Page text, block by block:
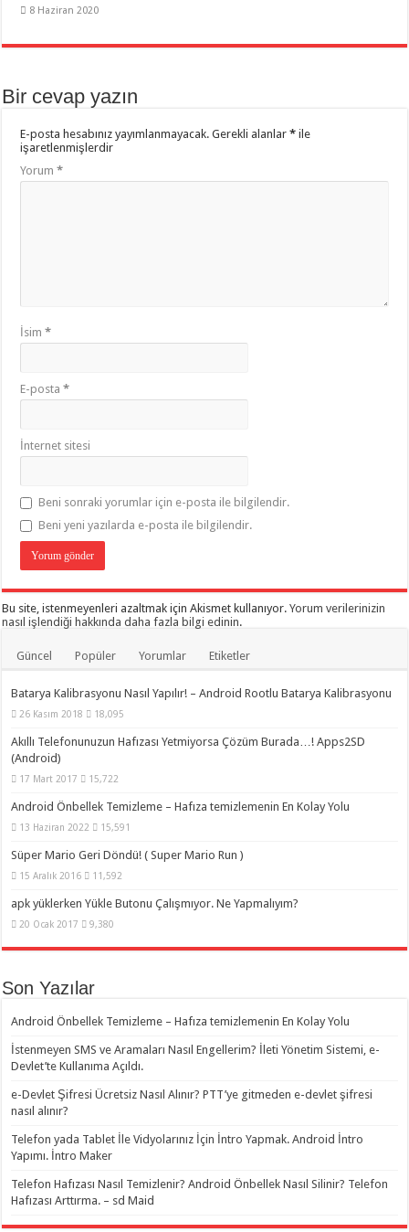
8 Haziran 2020
Bir cevap yazın
E-posta hesabınız yayımlanmayacak. Gerekli alanlar* ile
işaretlenmişlerdir
Yorum*
İsim*
E-posta*
İnternet sitesi
Beni sonraki yorumlar için e-posta ile bilgilendir.
Beni yeni yazılarda e-posta ile bilgilendir.
Bu site, istenmeyenleri azaltmak için Akismet kullanıyor.Yorum verilerinizin
nasıl işlendiği hakkında daha fazla bilgi edinin.
Güncel Popüler Yorumlar Etiketler
Batarya Kalibrasyonu Nasıl Yapılır! – Android Rootlu Batarya Kalibrasyonu
26 Kasım 2018 18,095
Akıllı Telefonunuzun Hafızası Yetmiyorsa Çözüm Burada…! Apps2SD
(Android)
17 Mart 2017 15,722
Android Önbellek Temizleme – Hafıza temizlemenin En Kolay Yolu
13 Haziran 2022 15,591
Süper Mario Geri Döndü! ( Super Mario Run )
15 Aralık 2016 11,592
apk yüklerken Yükle Butonu Çalışmıyor. Ne Yapmalıyım?
20 Ocak 2017 9,380
Son Yazılar
Android Önbellek Temizleme – Hafıza temizlemenin En Kolay Yolu
İstenmeyen SMS ve Aramaları Nasıl Engellerim? İleti Yönetim Sistemi, e-
Devlet’te Kullanıma Açıldı.
e-Devlet Şifresi Ücretsiz Nasıl Alınır? PTT’ye gitmeden e-devlet şifresi
nasıl alınır?
Telefon yada Tablet İle Vidyolarınız İçin İntro Yapmak. Android İntro
Yapımı. İntro Maker
Telefon Hafızası Nasıl Temizlenir? Android Önbellek Nasıl Silinir? Telefon
Hafızası Arttırma. – sd Maid